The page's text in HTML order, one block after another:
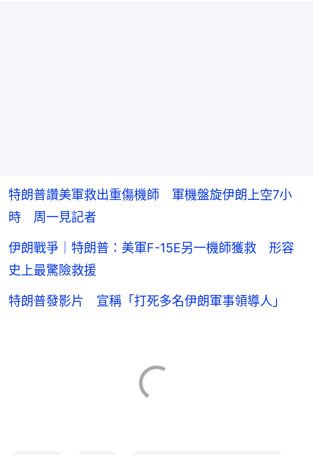
特朗普讚美軍救出重傷機師 軍機盤旋伊朗上空7小
時 周一見記者
伊朗戰爭｜特朗普：美軍F-15E另一機師獲救 形容
史上最驚險救援
特朗普發影片 宣稱「打死多名伊朗軍事領導人」